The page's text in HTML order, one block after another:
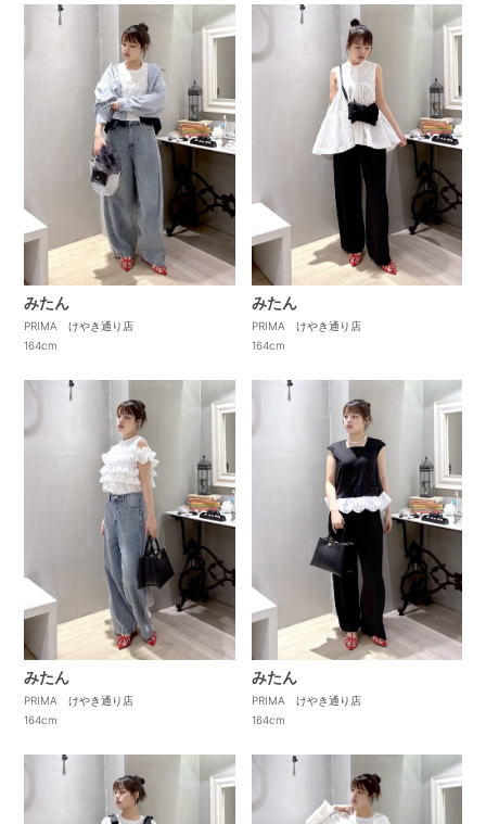
みたん
PRIMA けやき通り店
164cm
みたん
PRIMA けやき通り店
164cm
みたん
PRIMA けやき通り店
164cm
みたん
PRIMA けやき通り店
164cm